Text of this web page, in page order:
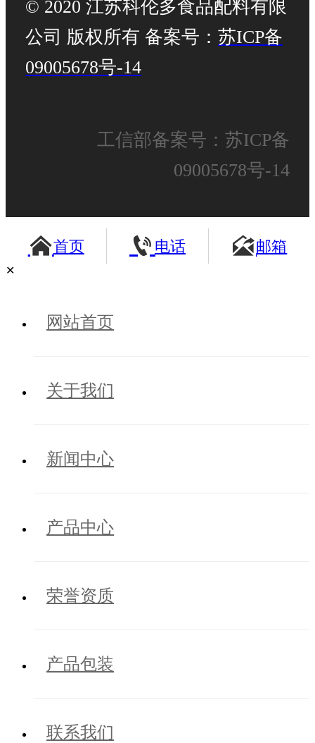
© 2020 江苏科伦多食品配料有限
公司 版权所有 备案号： 苏ICP备
09005678号-14
工信部备案号：苏ICP备
09005678号-14
首页  电话 邮箱
✕
网站首页
关于我们
新闻中心
产品中心
荣誉资质
产品包装
联系我们